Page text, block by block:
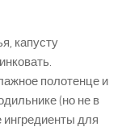
капусту
полотенце и
(но не в
для